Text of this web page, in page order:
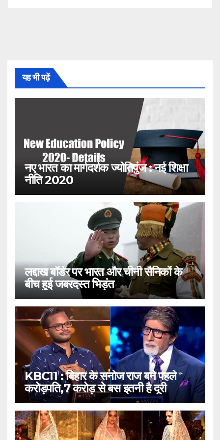
यह भी पढ़ें
नए भारत का मार्गदर्शक ज्योतिपुंज : नई शिक्षा
नीति 2020
लद्दाख बॉर्डर पर भारत और चीनी सैनिकों के
बीच हुई जबरदस्त भिड़ंत
KBC11 : बिहार के सनोज राज बने पहले
करोड़पति,7 करोड़ से बस इतनी है दूरी